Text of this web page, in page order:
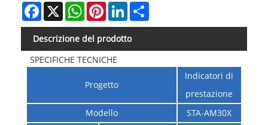
Facebook
X WhatsAppPinterestLinkedIn
Descrizione del prodotto
SPECIFICHE TECNICHE
Progetto
Indicatori di
prestazione
Modello
STA-AM30X